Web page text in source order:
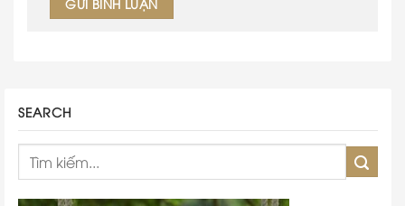
SEARCH